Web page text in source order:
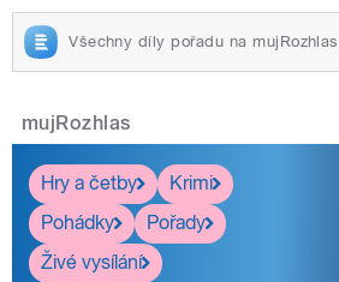
Všechny díly pořadu na mujRozhlas
mujRozhlas
Hry a četby
Krimi
Pohádky
Pořady
Živé vysílání